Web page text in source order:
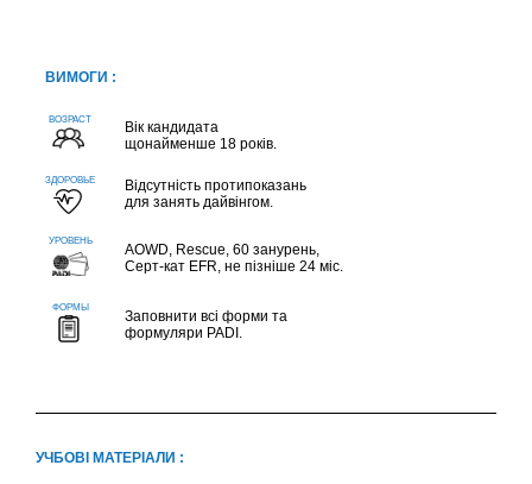
ВИМОГИ :
Вік кандидата
щонайменше 18 років.
Відсутність протипоказань
для занять дайвінгом.
AOWD, Rescue, 60 занурень,
Серт-кат EFR, не пізніше 24 міс.
Заповнити всі форми та
формуляри PADI.
УЧБОВІ МАТЕРІАЛИ :